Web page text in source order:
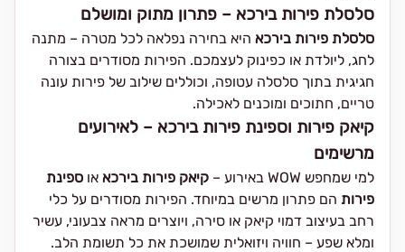
סלסלת פירות בירכא – פתרון מתוק ומושלם
סלסלת פירות בירכא היא בחירה נפלאה לכל מטרה – מתנה
לחג, ליולדת או כפינוק לעצמכם. הפירות מסודרים בצורה
חגיגית בתוך סלסלה עטופה, וכוללים שילוב של פירות עונה
טריים, חתוכים ומוכנים לאכילה.
קיאק פירות וספינת פירות בירכא – לאירועים
מרשימים
למי שמחפש WOW באירוע – קיאק פירות בירכא או ספינת
פירות הם פתרון מרשים במיוחד. הפירות מסודרים על כלי
רחב בעיצוב דמוי קיאק או סירה, ויוצרים מראה צבעוני, עשיר
ומלא שפע – חוויה ויזואלית שמושכת את כל תשומת הלב.